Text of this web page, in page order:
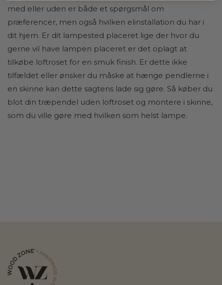
med eller uden er både et spørgsmål om
præferencer, men også hvilken elinstallation du har i
dit hjem. Er dit lampested placeret lige der hvor du
gerne vil have lampen placeret er det oplagt at
tilkøbe loftroset for en smuk finish. Er dette ikke
tilfældet eller ønsker du måske at hænge pendlerne i
en skinne kan dette sagtens lade sig gøre. Så køber du
blot din træpendel uden loftroset og montere i skinne,
som du ville gøre med hvilken som helst lampe.